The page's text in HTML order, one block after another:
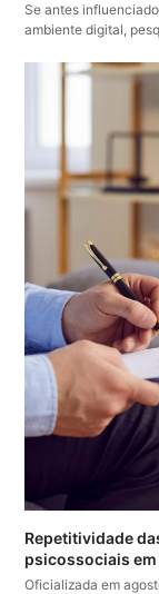
Se antes
ambiente digital,
Repetitividade
psicossociais
Oficializada em